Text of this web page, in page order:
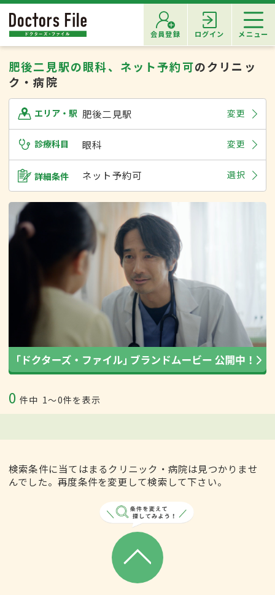
会員登録 ログイン メニュー
肥後二見駅の眼科、ネット予約可のクリニッ
ク・病院
エリア・駅 肥後二見駅 変更
診療科目 眼科 変更
詳細条件 ネット予約可 選択
0 件中 1〜0件を表示
検索条件に当てはまるクリニック・病院は見つかりませ
んでした。再度条件を変更して検索して下さい。